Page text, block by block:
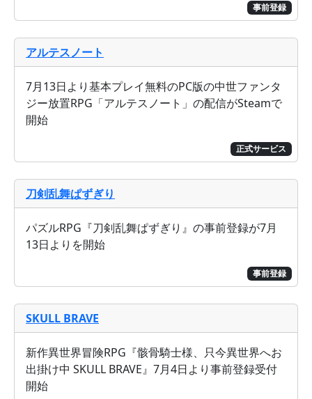
事前登録
アルテスノート
正式サービス
7月13日より基本プレイ無料のPC版の中世ファンタ
ジー放置RPG「アルテスノート」の配信がSteamで
開始
刀剣乱舞ぱずぎり
事前登録
パズルRPG『刀剣乱舞ぱずぎり』の事前登録が7月
13日よりを開始
SKULL BRAVE
新作異世界冒険RPG『骸骨騎士様、只今異世界へお
出掛け中 SKULL BRAVE』7月4日より事前登録受付
開始